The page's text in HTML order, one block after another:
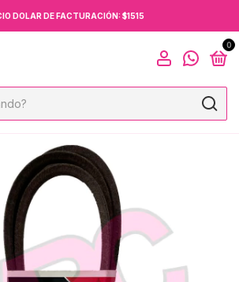
DOLAR DE FACTURACIÓN: $1515
0